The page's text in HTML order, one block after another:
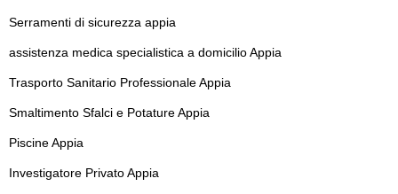
Serramenti di sicurezza appia
assistenza medica specialistica a domicilio Appia
Trasporto Sanitario Professionale Appia
Smaltimento Sfalci e Potature Appia
Piscine Appia
Investigatore Privato Appia